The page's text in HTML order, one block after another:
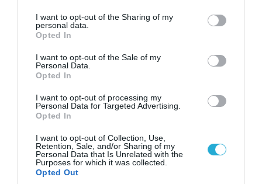
not limited to your visit or usage behaviour. You may click to
grant or deny consent to Google and its third-party tags to
use your data for below specified purposes in below Google
consent section.
I want to opt-out of the Sharing of my
personal data.
Opted In
I want to opt-out of the Sale of my
Personal Data.
Opted In
I want to opt-out of processing my
Personal Data for Targeted Advertising.
Opted In
I want to opt-out of Collection, Use,
Retention, Sale, and/or Sharing of my
Personal Data that Is Unrelated with the
Purposes for which it was collected.
Opted Out
06.08.2026 | 00:02
Θορυβήθηκαν οι Ουκρανοί με τις δηλώσεις
Ρώσου υποπτέραρχου: «S-400 κατέρριψαν 10
MiG-29 σε μόλις μια μέρα!»